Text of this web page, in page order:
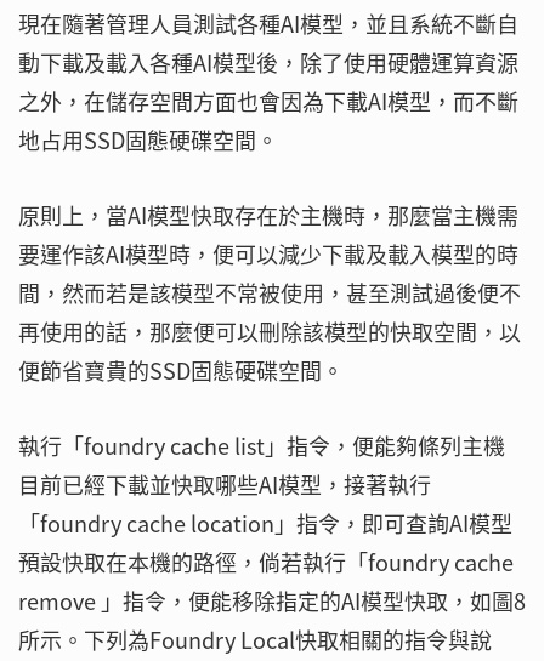
現在隨著管理人員測試各種AI模型，並且系統不斷自
動下載及載入各種AI模型後，除了使用硬體運算資源
之外，在儲存空間方面也會因為下載AI模型，而不斷
地占用SSD固態硬碟空間。
原則上，當AI模型快取存在於主機時，那麼當主機需
要運作該AI模型時，便可以減少下載及載入模型的時
間，然而若是該模型不常被使用，甚至測試過後便不
再使用的話，那麼便可以刪除該模型的快取空間，以
便節省寶貴的SSD固態硬碟空間。
執行「foundry cache list」指令，便能夠條列主機
目前已經下載並快取哪些AI模型，接著執行
「foundry cache location」指令，即可查詢AI模型
預設快取在本機的路徑，倘若執行「foundry cache
remove 」指令，便能移除指定的AI模型快取，如圖8
所示。下列為Foundry Local快取相關的指令與說